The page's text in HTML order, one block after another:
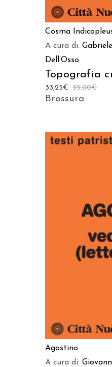
Cosma
A cura di:
Dell’Osso
Topografia
35,00€
33,25€
Brossura
AGGIUNGI
Agostino
A cura di: